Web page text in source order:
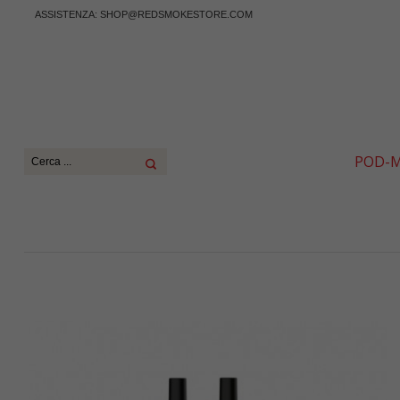
ASSISTENZA: SHOP@REDSMOKESTORE.COM
POD-